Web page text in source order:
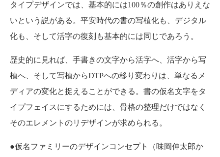
タイプデザインでは、基本的には100％の創作はありえな
いという説がある。平安時代の書の写植化も、デジタル
化も、そして活字の復刻も基本的には同じであろう。
歴史的に見れば、手書きの文字から活字へ、活字から写
植へ、そして写植からDTPへの移り変わりは、単なるメ
ディアの変化と捉えることができる。書の仮名文字をタ
イプフェイスにするためには、骨格の整理だけではなく
そのエレメントのリデザインが求められる。
●仮名ファミリーのデザインコンセプト（味岡伸太郎か